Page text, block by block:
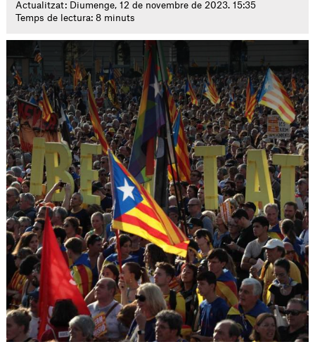
Actualitzat: Diumenge, 12 de novembre de 2023. 15:35
Temps de lectura: 8 minuts